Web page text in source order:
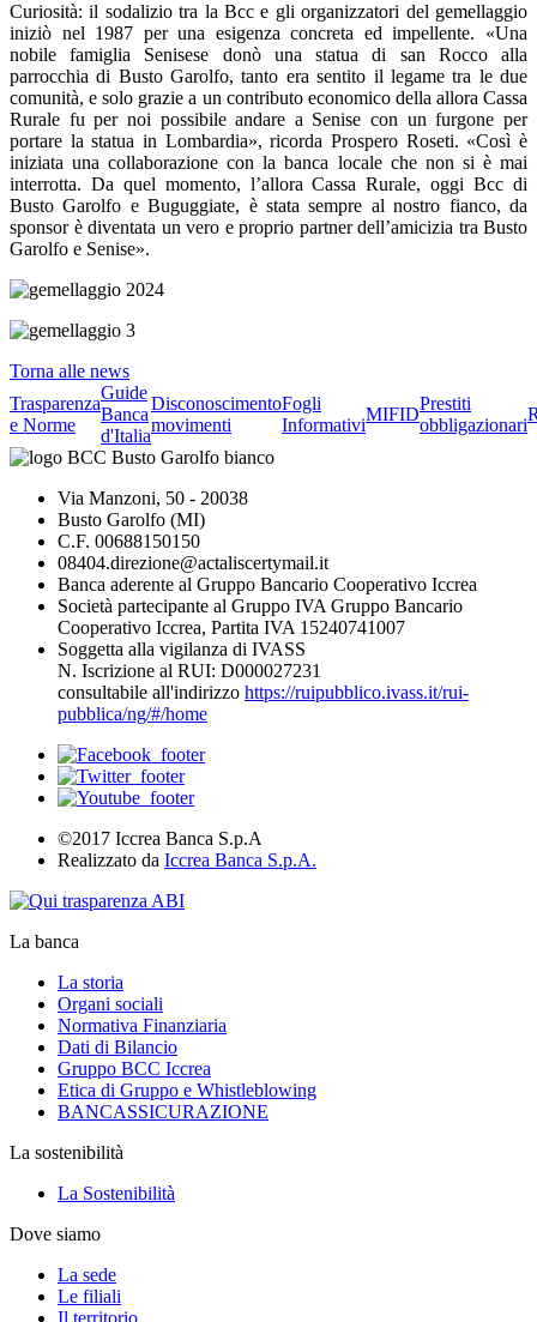
Curiosità: il sodalizio tra la Bcc e gli organizzatori del gemellaggio
iniziò nel 1987 per una esigenza concreta ed impellente. «Una
nobile famiglia Senisese donò una statua di san Rocco alla
parrocchia di Busto Garolfo, tanto era sentito il legame tra le due
comunità, e solo grazie a un contributo economico della allora Cassa
Rurale fu per noi possibile andare a Senise con un furgone per
portare la statua in Lombardia», ricorda Prospero Roseti. «Così è
iniziata una collaborazione con la banca locale che non si è mai
interrotta. Da quel momento, l’allora Cassa Rurale, oggi Bcc di
Busto Garolfo e Buguggiate, è stata sempre al nostro fianco, da
sponsor è diventata un vero e proprio partner dell’amicizia tra Busto
Garolfo e Senise».
Torna alle news
Trasparenza
e Norme
Guide
Banca
d'Italia
Disconoscimento
movimenti
Fogli
Informativi
MIFID
Prestiti
obbligazionari
Via Manzoni, 50 - 20038
Busto Garolfo (MI)
C.F. 00688150150
08404.direzione@actaliscertymail.it
Banca aderente al Gruppo Bancario Cooperativo Iccrea
Società partecipante al Gruppo IVA Gruppo Bancario
Cooperativo Iccrea, Partita IVA 15240741007
Soggetta alla vigilanza di IVASS
N. Iscrizione al RUI: D000027231
consultabile all'indirizzo https://ruipubblico.ivass.it/rui-
pubblica/ng/#/home
©2017 Iccrea Banca S.p.A
Realizzato da Iccrea Banca S.p.A.
La banca
La storia
Organi sociali
Normativa Finanziaria
Dati di Bilancio
Gruppo BCC Iccrea
Etica di Gruppo e Whistleblowing
BANCASSICURAZIONE
La sostenibilità
La Sostenibilità
Dove siamo
La sede
Le filiali
Il territorio